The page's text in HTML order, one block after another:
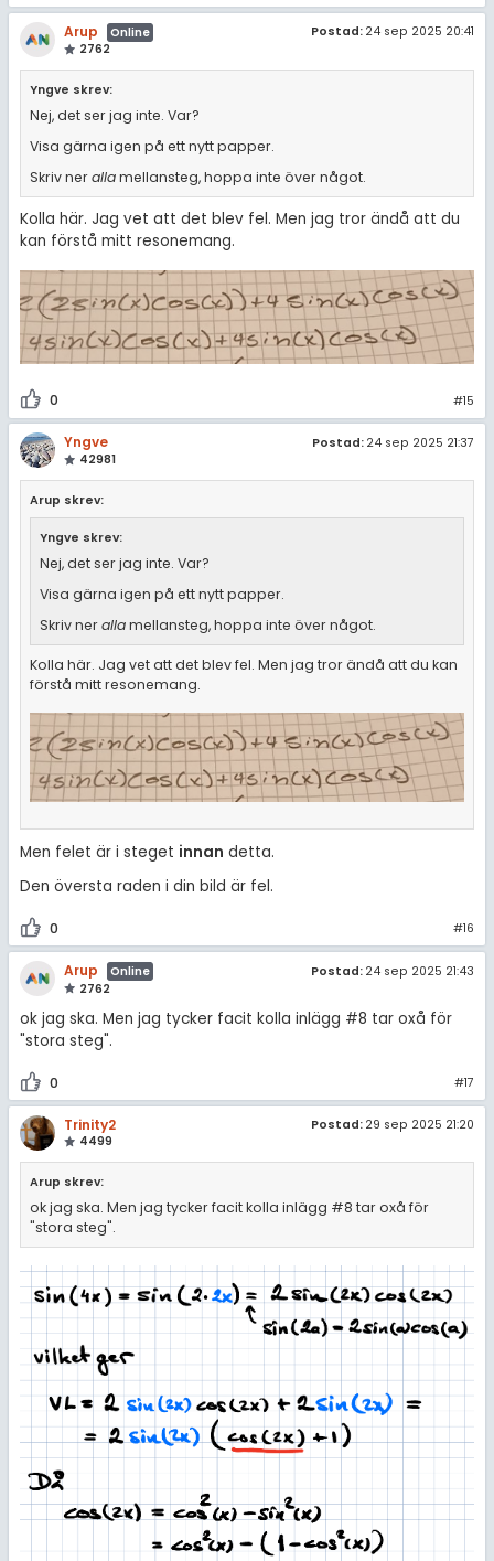
Arup
Online
2762
Postad: 24 sep 2025 20:41
Yngve skrev:
Nej, det ser jag inte. Var?
Visa gärna igen på ett nytt papper.
Skriv nerallamellansteg, hoppa inte över något.
Kolla här. Jag vet att det blev fel. Men jag tror ändå att du
kan förstå mitt resonemang.
0 #15
Yngve
42981
Postad: 24 sep 2025 21:37
Arup skrev:
Yngve skrev:
Nej, det ser jag inte. Var?
Visa gärna igen på ett nytt papper.
Skriv nerallamellansteg, hoppa inte över något.
Kolla här. Jag vet att det blev fel. Men jag tror ändå att du kan
förstå mitt resonemang.
Men felet är i steget innan detta.
Den översta raden i din bild är fel.
0 #16
Arup
Online
2762
Postad: 24 sep 2025 21:43
ok jag ska. Men jag tycker facit kolla inlägg #8 tar oxå för
"stora steg".
0 #17
Trinity2
4499
Postad: 29 sep 2025 21:20
Arup skrev:
ok jag ska. Men jag tycker facit kolla inlägg #8 tar oxå för
"stora steg".